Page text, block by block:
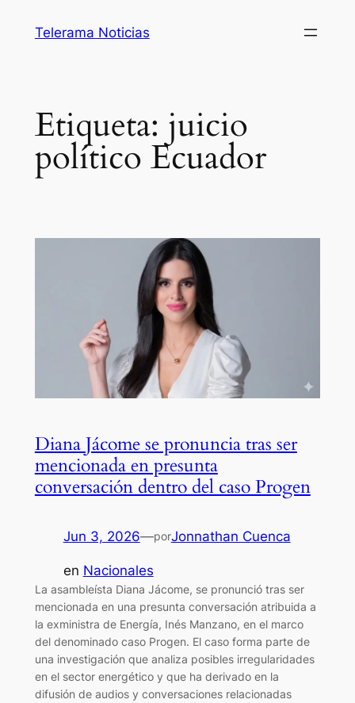
Telerama Noticias
Etiqueta: juicio
político Ecuador
Diana Jácome se pronuncia tras ser
mencionada en presunta
conversación dentro del caso Progen
Jun 3, 2026—porJonnathan Cuenca
en Nacionales
La asambleísta Diana Jácome, se pronunció tras ser
mencionada en una presunta conversación atribuida a
la exministra de Energía, Inés Manzano, en el marco
del denominado caso Progen. El caso forma parte de
una investigación que analiza posibles irregularidades
en el sector energético y que ha derivado en la
difusión de audios y conversaciones relacionadas